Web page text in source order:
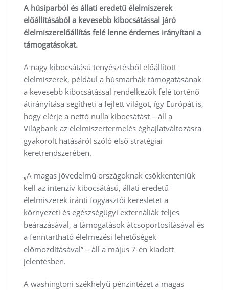
A húsiparból és állati eredetű élelmiszerek
előállításából a kevesebb kibocsátással járó
élelmiszerelőállítás felé lenne érdemes irányítani a
támogatásokat.
A nagy kibocsátású tenyésztésből előállított
élelmiszerek, például a húsmarhák támogatásának
a kevesebb kibocsátással rendelkezők felé történő
átirányítása segítheti a fejlett világot, így Európát is,
hogy elérje a nettó nulla kibocsátást – áll a
Világbank az élelmiszertermelés éghajlatváltozásra
gyakorolt hatásáról szóló első stratégiai
keretrendszerében.
„A magas jövedelmű országoknak csökkenteniük
kell az intenzív kibocsátású, állati eredetű
élelmiszerek iránti fogyasztói keresletet a
környezeti és egészségügyi externáliák teljes
beárazásával, a támogatások átcsoportosításával és
a fenntartható élelmezési lehetőségek
előmozdításával” – áll a május 7-én kiadott
jelentésben.
A washingtoni székhelyű pénzintézet a magas